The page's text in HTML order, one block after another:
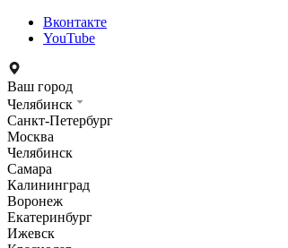
Вконтакте
YouTube
Ваш город
Челябинск
Санкт-Петербург
Москва
Челябинск
Самара
Калининград
Воронеж
Екатеринбург
Ижевск